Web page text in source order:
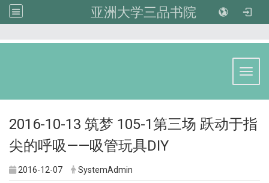
亚洲大学三品书院
2016-10-13 筑梦 105-1第三场 跃动于指
尖的呼吸——吸管玩具DIY
2016-12-07 SystemAdmin